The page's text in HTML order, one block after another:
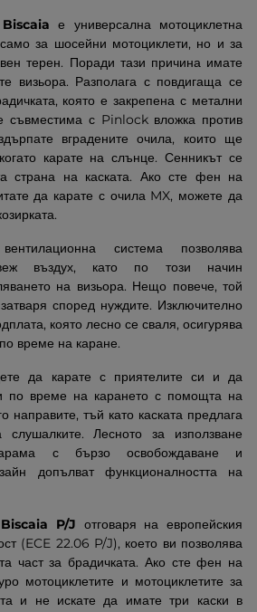
Biscaiaе универсална мотоциклетна
за шосейни мотоциклети, но и за
терен. Поради тази причина имате
визьора. Разполага с повдигаща се
която е закрепена с метални
съвместима с Pinlock вложка против
вградените очила, които ще
карате на слънце. Сенникът се
страна на каската. Ако сте фен на
да карате с очила MX, можете да
система позволява
въздух, като по този начин
на визьора. Нещо повече, той
според нуждите. Изключително
която лесно се сваля, осигурява
време на каране.
да карате с приятелите си и да
по време на карането с помощта на
направите, тъй като каската предлага
слушалките. Лесното за използване
с бързо освобождаване и
допълват функционалността на
P/J отговаря на европейския
(ECE 22.06 P/J), което ви позволява
част за брадичката. Ако сте фен на
мотоциклетите и мотоциклетите за
и не искате да имате три каски в